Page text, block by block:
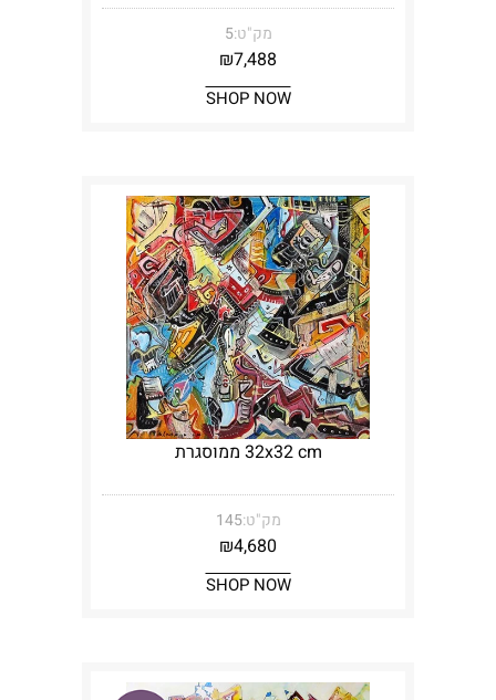
מק"ט:5
₪7,488
SHOP NOW
32x32 cm ממוסגרת
מק"ט:145
₪4,680
SHOP NOW